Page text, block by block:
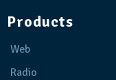
Products
Web
Radio